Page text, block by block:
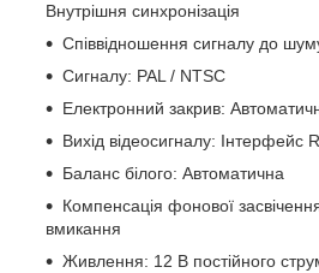
Внутрішня синхронізація
Співвідношення сигналу до
Сигналу: PAL / NTSC
Електронний закрив:
Вихід відеосигналу: Інтерфейс
Баланс білого: Автоматична
Компенсація фонової
вмикання
Живлення: 12 В постійного